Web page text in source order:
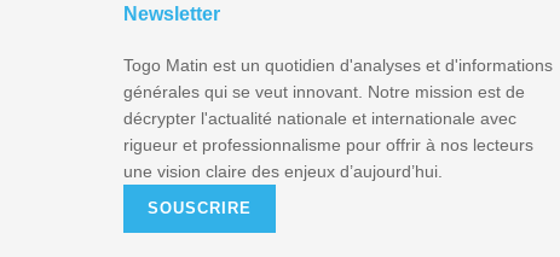
Newsletter
Togo Matin est un quotidien d'analyses et d'informations
générales qui se veut innovant. Notre mission est de
décrypter l'actualité nationale et internationale avec
rigueur et professionnalisme pour offrir à nos lecteurs
une vision claire des enjeux d’aujourd’hui.
SOUSCRIRE